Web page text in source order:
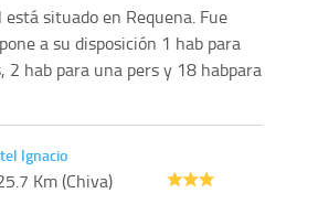
situado en Requena. Fue
a su disposición 1 hab para
2 hab para una pers y 18 habpara
Ignacio
Km (Chiva)